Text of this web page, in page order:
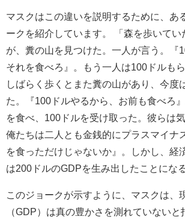
マスクはこの違いを説明するために、あ
ークを紹介しています。 「森を歩いてい
が、糞の山を見つけた。一人が言う。『
それを食べろ』。もう一人は100ドルも
しばらく歩くとまた糞の山があり、今度
た。『100ドルやるから、お前も食べろ
を食べ、100ドルを受け取った。彼らは
俺たちは二人とも金銭的にプラスマイナ
を食っただけじゃないか』。しかし、経
は200ドルのGDPを生み出したことになる
このジョークが示すように、マスクは、
（GDP）は真の豊かさを測れていない